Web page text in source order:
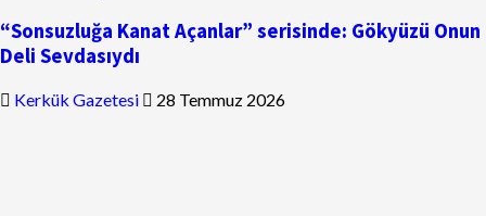
“Sonsuzluğa Kanat Açanlar” serisinde: Gökyüzü Onun
Deli Sevdasıydı
Kerkük Gazetesi 28 Temmuz 2026